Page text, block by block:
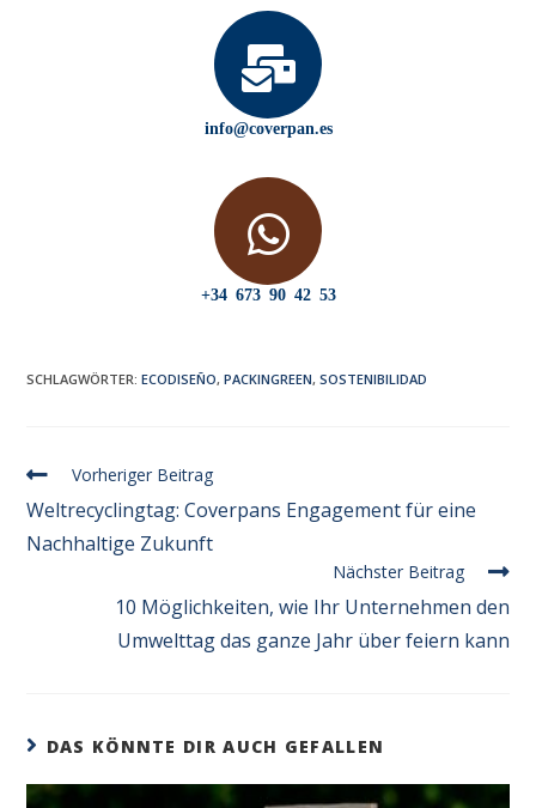
info@coverpan.es
+34 673 90 42 53
SCHLAGWÖRTER:ECODISEÑO, PACKINGREEN, SOSTENIBILIDAD
Vorheriger Beitrag
Weltrecyclingtag: Coverpans Engagement für eine
Nachhaltige Zukunft
Nächster Beitrag
10 Möglichkeiten, wie Ihr Unternehmen den
Umwelttag das ganze Jahr über feiern kann
DAS KÖNNTE DIR AUCH GEFALLEN